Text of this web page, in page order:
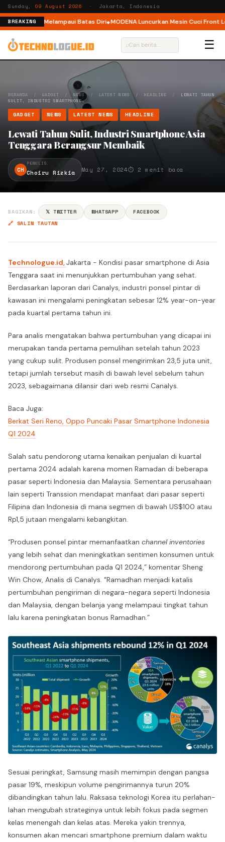
Sunday, 09 August 2026 · Jakarta, Indonesia
BREAKING
Pelari Melampaui Batas Diri MODENA Luncurkan Mesin Cuci Front
⌕ ☰
BERANDA / GADGET / NEWS/ LATEST NEWS / HEADLINE / LEWATI TAHUN
SULIT, INDUSTRI SMARTPHONE…
GADGET NEWS LATEST NEWS HEADLINE
Lewati Tahun Sulit, Industri Smartphone Asia
Tenggara Berangsur Membaik
CH
PENULIS
Choiru Rizkia May 27, 2024⏱ 2 menit baca
BAGIKAN: 𝕏 TWITTER WHATSAPP
FACEBOOK
🔗 SALIN TAUTAN
Technologue.id,Jakarta - Kondisi pasar smartphone di Asia
Tenggara saat ini menunjukkan pertumbuhan yang sehat.
Berdasarkan laporan dari Canalys, industri ponsel pintar di
kawasan ini mengalami peningkatan sebesar 12% year-on-year
pada kuartal pertama tahun ini.
Para analis mengatakan bahwa pertumbuhan yang dicapai ini
merupakan tanda pertama pemulihan setelah tahun 2023
yang cukup sulit. Produsen ponsel mengirimkan 23,5 juta unit,
tetapi jumlah tersebut masih di bawah level sebelum tahun
2023, sebagaimana dilansir dari web resmi Canalys.
Baca Juga:
Berkat Seri Reno, Oppo Puncaki Pasar Smartphone Indonesia
Q1 2024
Salah satu pendorong utama kenaikan penjualan di kuartal
pertama 2024 adalah karena momen Ramadan di beberapa
pasar seperti Indonesia dan Malaysia. Sementara perusahaan
lain seperti Transsion mendapat manfaat dari pasar seperti
Filipina dan Indonesia di mana segmen di bawah US$100 atau
Rp1,5 jutaan mengalami kebangkitan.
“Produsen ponsel pintar memanfaatkan channel inventories
yang lebih sehat dan meningkatkan sentimen konsumen untuk
mendorong pertumbuhan pada Q1 2024,” komentar Sheng
Win Chow, Analis di Canalys. "Ramadhan menjadi katalis
pertumbuhan pengiriman di negara-negara seperti Indonesia
dan Malaysia, dengan belanja yang melampaui tingkat tahun
lalu karena peningkatan bonus Ramadhan.”
Sesuai peringkat, Samsung masih memimpin dengan pangsa
pasar 19%, meskipun volume pengirimannya turun 20%
dibandingkan tahun lalu. Raksasa teknologi Korea itu perlahan-
lahan mengubah strateginya untuk lebih fokus pada segmen
kelas menengah dan kelas atas. Mereka yakin trennya,
konsumen akan mencari smartphone premium dalam waktu